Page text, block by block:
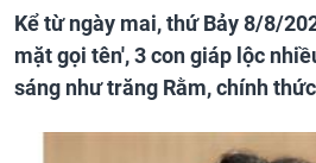
Kể từ ngày mai, thứ Bảy 8/8/
mặt gọi tên', 3 con giáp lộc
sáng như trăng Rằm, chính